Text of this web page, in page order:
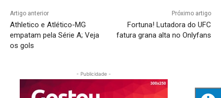
Artigo anterior
Athletico e Atlético-MG
empatam pela Série A; Veja
os gols
Próximo artigo
Fortuna! Lutadora do UFC
fatura grana alta no Onlyfans
- Publicidade -